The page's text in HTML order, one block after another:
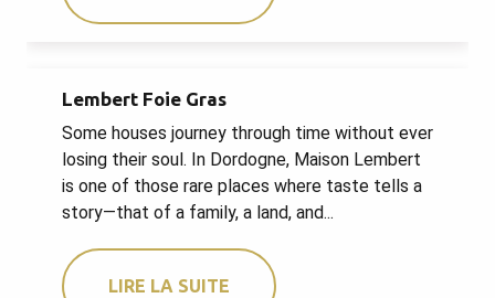
Lembert Foie Gras
Some houses journey through time without ever
losing their soul. In Dordogne, Maison Lembert
is one of those rare places where taste tells a
story—that of a family, a land, and...
LIRE LA SUITE